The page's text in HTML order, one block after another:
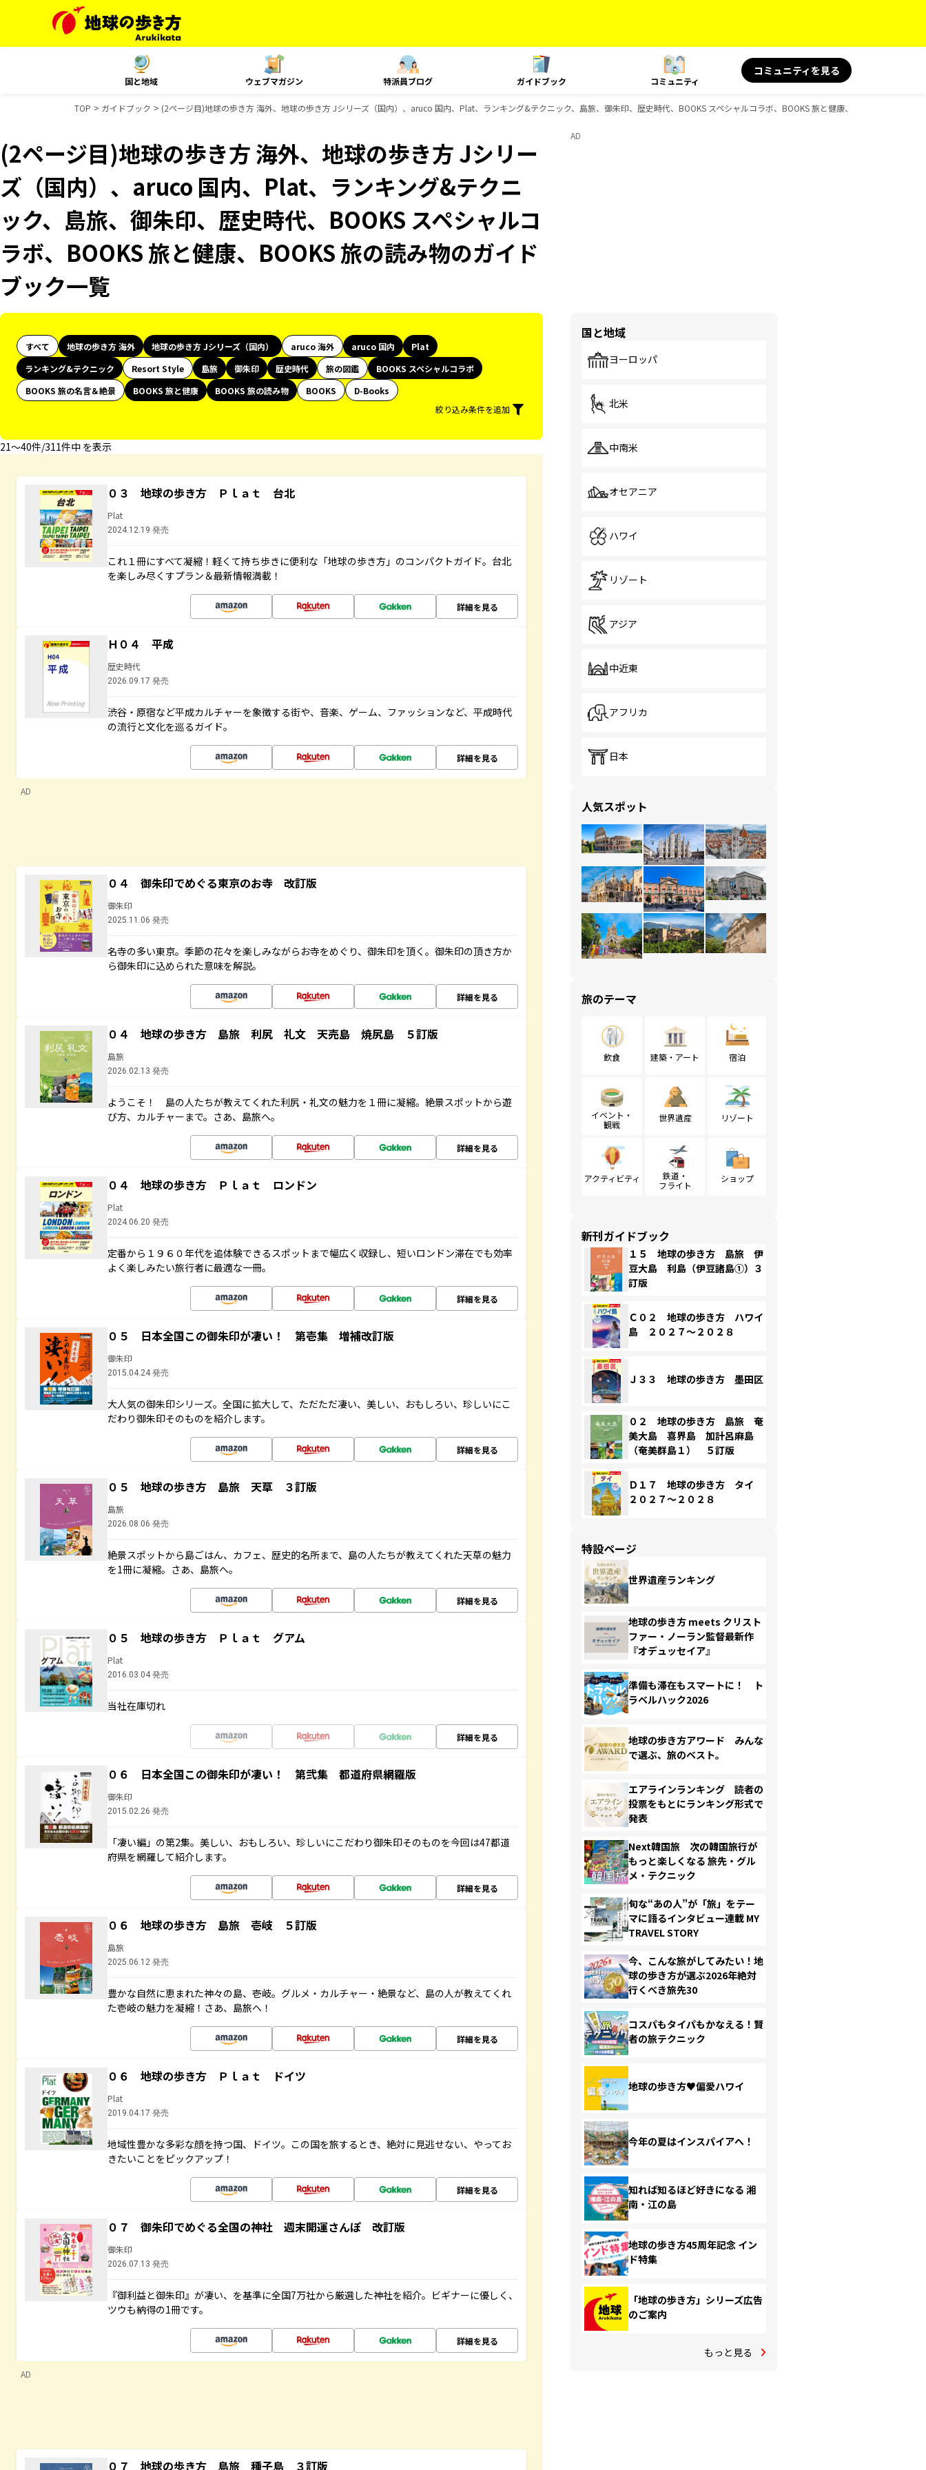
国と地域 ウェブマガジン 特派員ブログ ガイドブック コミュニティ
コミュニティを見る
TOP ガイドブック (2ページ目)地球の歩き方 海外、地球の歩き方 Jシリーズ（国内）、aruco 国内、Plat、ランキング&テクニック、島旅、御朱印、歴史時代、BOOKS スペシャルコラボ、BOOKS 旅と健康、BOOKS 旅の読み
(2ページ目)地球の歩き方 海外、地球の歩き方 Jシリー
ズ（国内）、aruco 国内、Plat、ランキング&テクニ
ック、島旅、御朱印、歴史時代、BOOKS スペシャルコ
ラボ、BOOKS 旅と健康、BOOKS 旅の読み物のガイド
ブック一覧
すべて 地球の歩き方 海外 地球の歩き方 Jシリーズ（国内） aruco 海外 aruco 国内
Plat
ランキング&テクニック
Resort Style 島旅 御朱印 歴史時代 旅の図鑑
BOOKS スペシャルコラボ
BOOKS 旅の名言＆絶景
BOOKS 旅と健康 BOOKS 旅の読み物 BOOKS
D-Books
絞り込み条件を追加
21〜40件/311件中 を表示
０３ 地球の歩き方 Ｐｌａｔ 台北
Plat
2024.12.19 発売
これ１冊にすべて凝縮！軽くて持ち歩きに便利な「地球の歩き方」のコンパクトガイド。台北
を楽しみ尽くすプラン＆最新情報満載！
詳細を見る
Ｈ０４ 平成
歴史時代
2026.09.17 発売
渋谷・原宿など平成カルチャーを象徴する街や、音楽、ゲーム、ファッションなど、平成時代
の流行と文化を巡るガイド。
詳細を見る
AD
０４ 御朱印でめぐる東京のお寺 改訂版
御朱印
2025.11.06 発売
名寺の多い東京。季節の花々を楽しみながらお寺をめぐり、御朱印を頂く。御朱印の頂き方か
ら御朱印に込められた意味を解説。
詳細を見る
０４ 地球の歩き方 島旅 利尻 礼文 天売島 焼尻島 ５訂版
島旅
2026.02.13 発売
ようこそ！ 島の人たちが教えてくれた利尻・礼文の魅力を１冊に凝縮。絶景スポットから遊
び方、カルチャーまで。さあ、島旅へ。
詳細を見る
０４ 地球の歩き方 Ｐｌａｔ ロンドン
Plat
2024.06.20 発売
定番から１９６０年代を追体験できるスポットまで幅広く収録し、短いロンドン滞在でも効率
よく楽しみたい旅行者に最適な一冊。
詳細を見る
０５ 日本全国この御朱印が凄い！ 第壱集 増補改訂版
御朱印
2015.04.24 発売
大人気の御朱印シリーズ。全国に拡大して、ただただ凄い、美しい、おもしろい、珍しいにこ
だわり御朱印そのものを紹介します。
詳細を見る
０５ 地球の歩き方 島旅 天草 ３訂版
島旅
2026.08.06 発売
絶景スポットから島ごはん、カフェ、歴史的名所まで、島の人たちが教えてくれた天草の魅力
を1冊に凝縮。さあ、島旅へ。
詳細を見る
０５ 地球の歩き方 Ｐｌａｔ グアム
Plat
2016.03.04 発売
当社在庫切れ
詳細を見る
０６ 日本全国この御朱印が凄い！ 第弐集 都道府県網羅版
御朱印
2015.02.26 発売
「凄い編」の第2集。美しい、おもしろい、珍しいにこだわり御朱印そのものを今回は47都道
府県を網羅して紹介します。
詳細を見る
０６ 地球の歩き方 島旅 壱岐 ５訂版
島旅
2025.06.12 発売
豊かな自然に恵まれた神々の島、壱岐。グルメ・カルチャー・絶景など、島の人が教えてくれ
た壱岐の魅力を凝縮！さあ、島旅へ！
詳細を見る
０６ 地球の歩き方 Ｐｌａｔ ドイツ
Plat
2019.04.17 発売
地域性豊かな多彩な顔を持つ国、ドイツ。この国を旅するとき、絶対に見逃せない、やってお
きたいことをピックアップ！
詳細を見る
０７ 御朱印でめぐる全国の神社 週末開運さんぽ 改訂版
御朱印
2026.07.13 発売
『御利益と御朱印』が凄い、を基準に全国7万社から厳選した神社を紹介。ビギナーに優しく、
ツウも納得の1冊です。
詳細を見る
AD
０７ 地球の歩き方 島旅 種子島 ３訂版
AD
国と地域
ヨーロッパ
北米
中南米
オセアニア
ハワイ
リゾート
アジア
中近東
アフリカ
日本
人気スポット
旅のテーマ
飲食 建築・アート 宿泊
イベント・
観戦
世界遺産 リゾート
アクティビティ
鉄道・
フライト
ショップ
新刊ガイドブック
１５ 地球の歩き方 島旅 伊
豆大島 利島（伊豆諸島①）３
訂版
Ｃ０２ 地球の歩き方 ハワイ
島 ２０２７～２０２８
Ｊ３３ 地球の歩き方 墨田区
０２ 地球の歩き方 島旅 奄
美大島 喜界島 加計呂麻島
（奄美群島１） ５訂版
Ｄ１７ 地球の歩き方 タイ
２０２７～２０２８
特設ページ
世界遺産ランキング
地球の歩き方 meets クリスト
ファー・ノーラン監督最新作
『オデュッセイア』
準備も滞在もスマートに！ ト
ラベルハック2026
地球の歩き方アワード みんな
で選ぶ、旅のベスト。
エアラインランキング 読者の
投票をもとにランキング形式で
発表
Next韓国旅 次の韓国旅行が
もっと楽しくなる 旅先・グル
メ・テクニック
旬な“あの人”が「旅」をテー
マに語るインタビュー連載 MY
TRAVEL STORY
今、こんな旅がしてみたい！地
球の歩き方が選ぶ2026年絶対
行くべき旅先30
コスパもタイパもかなえる！賢
者の旅テクニック
地球の歩き方♥偏愛ハワイ
今年の夏はインスパイアへ！
知れば知るほど好きになる 湘
南・江の島
地球の歩き方45周年記念 イン
ド特集
「地球の歩き方」シリーズ広告
のご案内
もっと見る